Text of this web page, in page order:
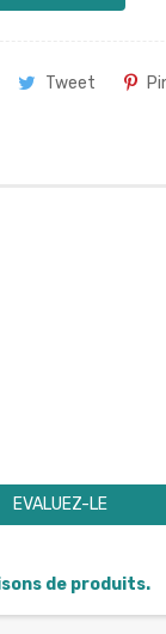
Tweet
EVALUEZ-LE
de produits.